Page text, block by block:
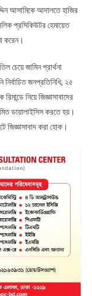
আসামিকে আদালতে হাজির
প্রসিকিউটর হেমায়েত
করেন।
চেয়ে জামিন প্রার্থনা
জনপ্রতিনিধি, ২৫
নিয়ে জিজ্ঞাসাবাদের
ডায়ালাইসিস করতে হয়।
জিজ্ঞাসাবাদ করা হোক।